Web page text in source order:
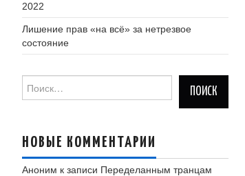
2022
Лишение прав «на всё» за нетрезвое
состояние
НОВЫЕ КОММЕНТАРИИ
Аноним к записи Переделанным транцам